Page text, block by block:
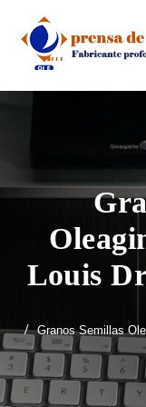
content
Louis
Granos Semillas